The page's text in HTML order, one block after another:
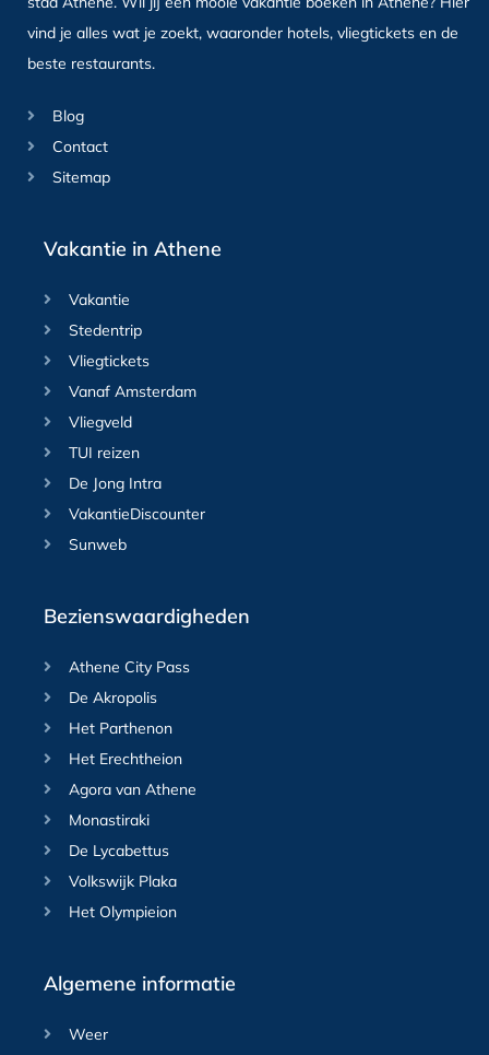
vind je alles wat je zoekt, waaronder hotels, vliegtickets en de
beste restaurants.
Blog
Contact
Sitemap
Vakantie in Athene
Vakantie
Stedentrip
Vliegtickets
Vanaf Amsterdam
Vliegveld
TUI reizen
De Jong Intra
VakantieDiscounter
Sunweb
Bezienswaardigheden
Athene City Pass
De Akropolis
Het Parthenon
Het Erechtheion
Agora van Athene
Monastiraki
De Lycabettus
Volkswijk Plaka
Het Olympieion
Algemene informatie
Weer